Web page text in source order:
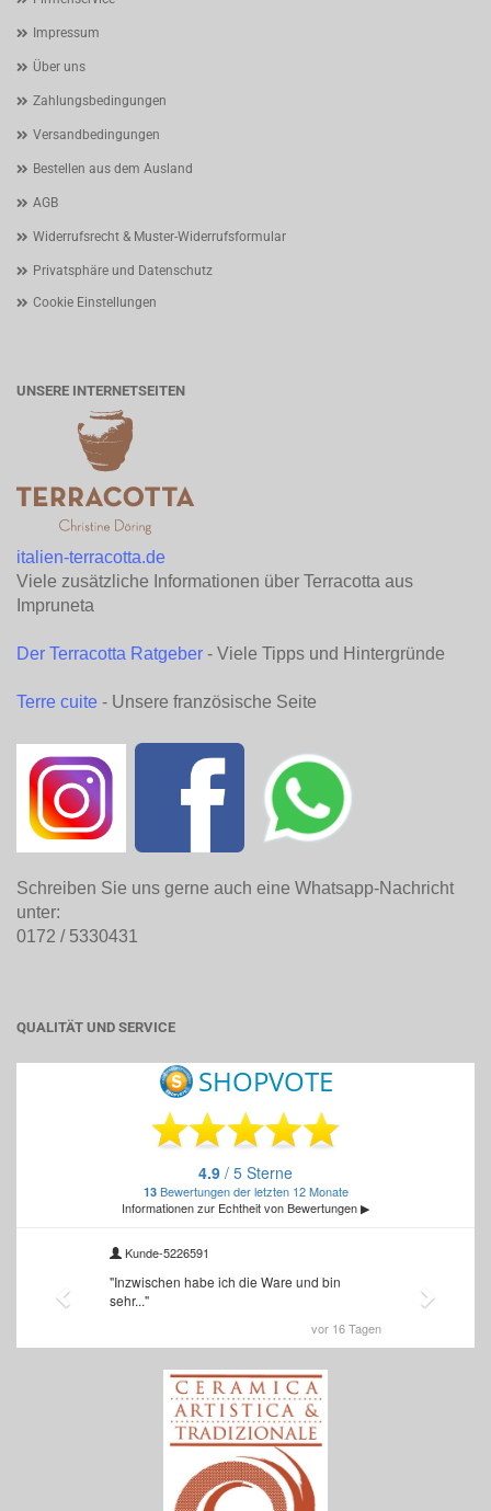
Impressum
Über uns
Zahlungsbedingungen
Versandbedingungen
Bestellen aus dem Ausland
AGB
Widerrufsrecht & Muster-Widerrufsformular
Privatsphäre und Datenschutz
Cookie Einstellungen
UNSERE INTERNETSEITEN
italien-terracotta.de
Viele zusätzliche Informationen über Terracotta aus
Impruneta
Der Terracotta Ratgeber - Viele Tipps und Hintergründe
Terre cuite - Unsere französische Seite
Schreiben Sie uns gerne auch eine Whatsapp-Nachricht
unter:
0172 / 5330431
QUALITÄT UND SERVICE